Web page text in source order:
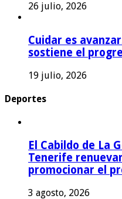
26 julio, 2026
Cuidar es
sostiene el
19 julio, 2026
Deportes
El Cabildo de La
Tenerife
promocionar el
3 agosto, 2026